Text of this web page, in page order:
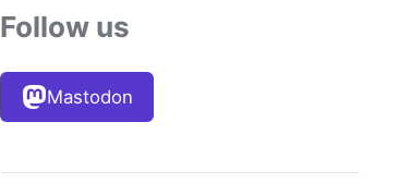
Follow us
Mastodon